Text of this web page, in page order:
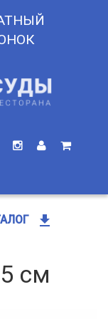
get_app
см